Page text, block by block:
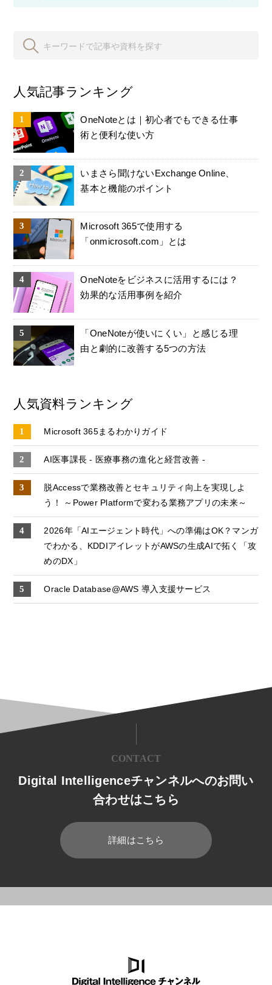
人気記事ランキング
OneNoteとは｜初心者でもできる仕事
術と便利な使い方
いまさら聞けないExchange Online、
基本と機能のポイント
Microsoft 365で使用する
「onmicrosoft.com」とは
OneNoteをビジネスに活用するには？
効果的な活用事例を紹介
「OneNoteが使いにくい」と感じる理
由と劇的に改善する5つの方法
人気資料ランキング
Microsoft 365まるわかりガイド
AI医事課長 - 医療事務の進化と経営改善 -
脱Accessで業務改善とセキュリティ向上を実現しよ
う！ ～Power Platformで変わる業務アプリの未来～
2026年「AIエージェント時代」への準備はOK？マンガ
でわかる、KDDIアイレットがAWSの生成AIで拓く「攻
めのDX」
Oracle Database@AWS 導入支援サービス
CONTACT
Digital Intelligenceチャンネルへのお問い
合わせはこちら
詳細はこちら